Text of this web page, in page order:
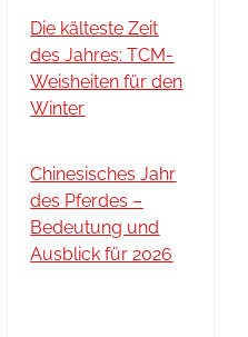
Die kälteste Zeit
des Jahres: TCM-
Weisheiten für den
Winter
Chinesisches Jahr
des Pferdes –
Bedeutung und
Ausblick für 2026